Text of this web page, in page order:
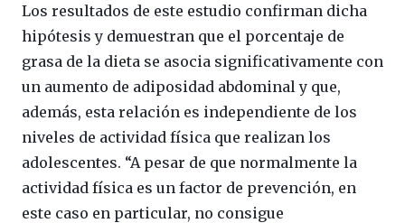
Los resultados de este estudio confirman dicha
hipótesis y demuestran que el porcentaje de
grasa de la dieta se asocia significativamente con
un aumento de adiposidad abdominal y que,
además, esta relación es independiente de los
niveles de actividad física que realizan los
adolescentes. “A pesar de que normalmente la
actividad física es un factor de prevención, en
este caso en particular, no consigue